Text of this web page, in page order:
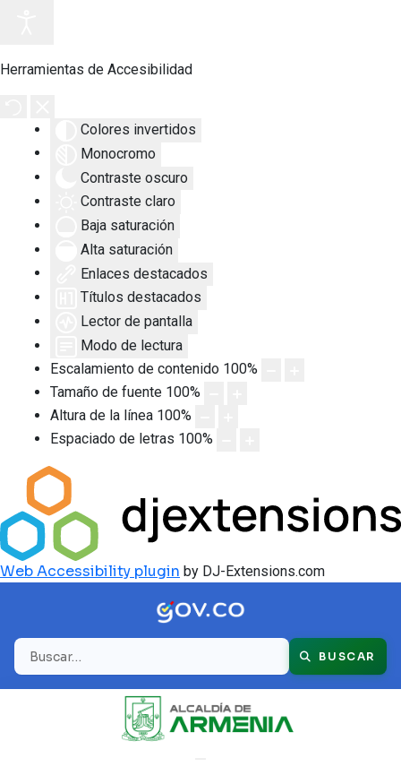
Herramientas de Accesibilidad
Colores invertidos
Monocromo
Contraste oscuro
Contraste claro
Baja saturación
Alta saturación
Enlaces destacados
Títulos destacados
Lector de pantalla
Modo de lectura
Escalamiento de contenido 100%
Tamaño de fuente 100%
Altura de la línea 100%
Espaciado de letras 100%
Web Accessibility plugin by DJ-Extensions.com
Buscar BUSCAR